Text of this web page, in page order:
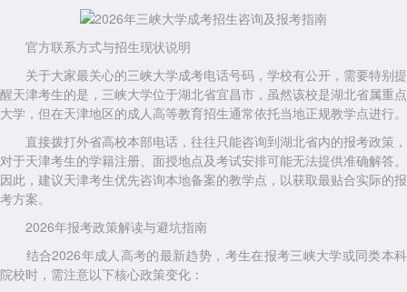
官方联系方式与招生现状说明
关于大家最关心的三峡大学成考电话号码，学校有公开，需要特别提
醒天津考生的是，三峡大学位于湖北省宜昌市，虽然该校是湖北省属重点
大学，但在天津地区的成人高等教育招生通常依托当地正规教学点进行。
直接拨打外省高校本部电话，往往只能咨询到湖北省内的报考政策，
对于天津考生的学籍注册、面授地点及考试安排可能无法提供准确解答。
因此，建议天津考生优先咨询本地备案的教学点，以获取最贴合实际的报
考方案。
2026年报考政策解读与避坑指南
结合2026年成人高考的最新趋势，考生在报考三峡大学或同类本科
院校时，需注意以下核心政策变化：